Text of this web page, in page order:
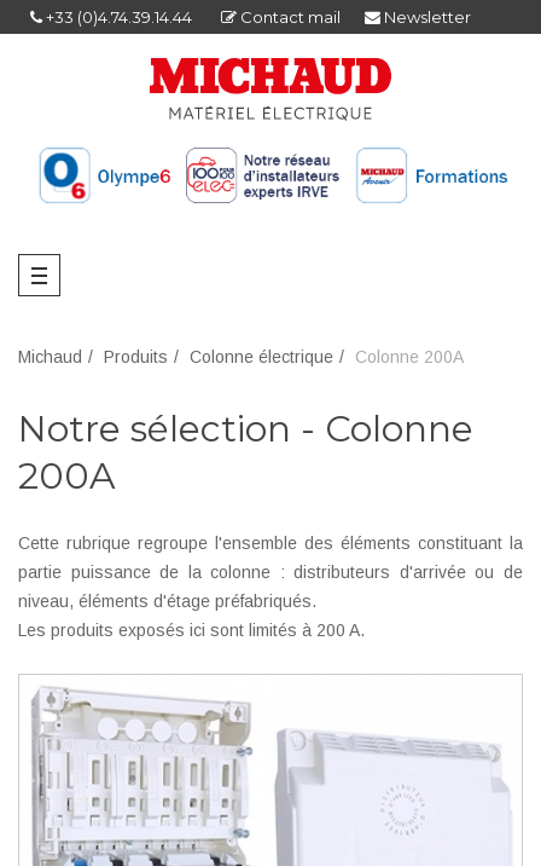
+33 (0)4.74.39.14.44 Contact mail Newsletter
Michaud Produits Colonne électrique Colonne 200A
Notre sélection - Colonne
200A
Cette rubrique regroupe l'ensemble des éléments constituant la
partie puissance de la colonne : distributeurs d'arrivée ou de
niveau, éléments d'étage préfabriqués.
Les produits exposés ici sont limités à 200 A.